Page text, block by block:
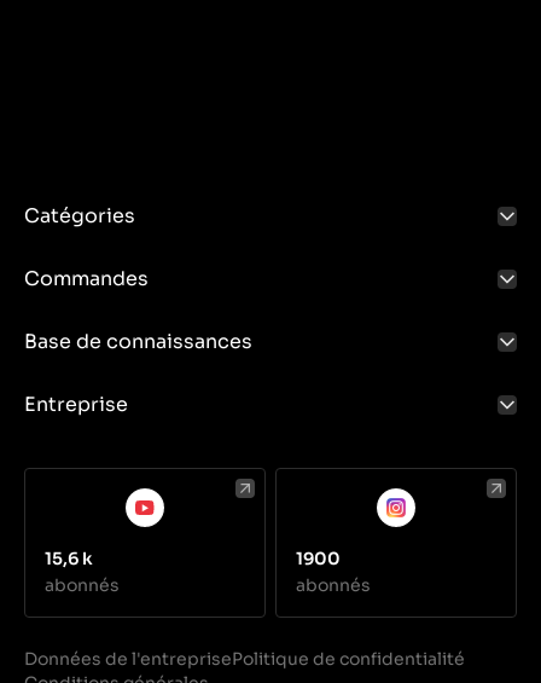
Catégories
Commandes
Base de connaissances
Entreprise
15,6 k
abonnés
1900
abonnés
Données de l'entreprisePolitique de confidentialité